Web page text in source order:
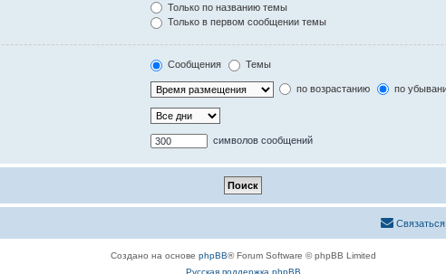
Только по названию темы
Только в первом сообщении темы
Сообщения Темы
по возрастанию по
символов сообщений
Создано на основе phpBB® Forum Software © phpBB Limited
Русская поддержка phpBB